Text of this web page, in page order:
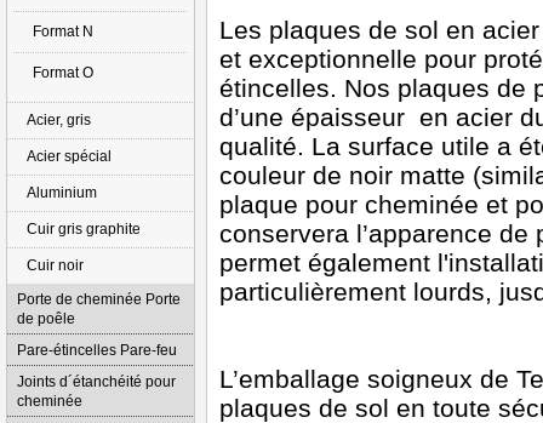
Les plaques de sol en
et exceptionnelle pour
étincelles. Nos plaques de
d’une épaisseur en acier
qualité. La surface utile a
couleur de noir matte
plaque pour cheminée et
conservera l’apparence
permet également
particulièrement lourds,
L’emballage soigneux de
plaques de sol en toute
Format N
Format O
Acier, gris
Acier spécial
Aluminium
Cuir gris graphite
Cuir noir
Porte de cheminée Porte
de poêle
Pare-étincelles Pare-feu
Joints d´étanchéité pour
cheminée